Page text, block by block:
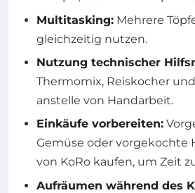
Multitasking: Mehrere
gleichzeitig nutzen.
Nutzung technischer
Thermomix, Reiskocher
anstelle von Handarbeit.
Einkäufe vorbereiten:
Gemüse oder vorgekochte
von KoRo kaufen, um Zeit
Aufräumen während des